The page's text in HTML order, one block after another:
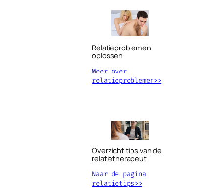
Relatieproblemen
oplossen
Meer over
relatieproblemen>>
Overzicht tips van de
relatietherapeut
Naar de pagina
relatietips>>